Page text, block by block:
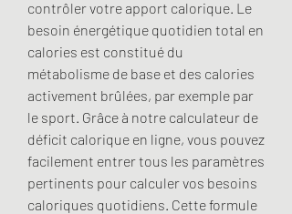
contrôler votre apport calorique. Le
besoin énergétique quotidien total en
calories est constitué du
métabolisme de base et des calories
activement brûlées, par exemple par
le sport. Grâce à notre calculateur de
déficit calorique en ligne, vous pouvez
facilement entrer tous les paramètres
pertinents pour calculer vos besoins
caloriques quotidiens. Cette formule